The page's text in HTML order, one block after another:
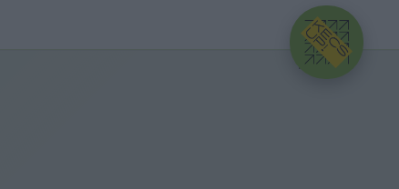
HIRDETÉS